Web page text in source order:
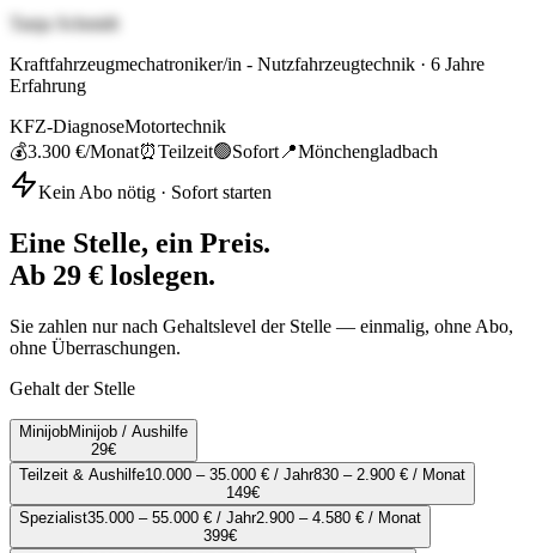
Tanja Schmidt
Kraftfahrzeugmechatroniker/in - Nutzfahrzeugtechnik · 6 Jahre
Erfahrung
KFZ-DiagnoseMotortechnik
💰3.300 €/Monat⏰Teilzeit🟢Sofort 📍Mönchengladbach
Kein Abo nötig · Sofort starten
Eine Stelle, ein Preis.
Ab 29 € loslegen.
Sie zahlen nur nach Gehaltslevel der Stelle — einmalig, ohne Abo,
ohne Überraschungen.
Gehalt der Stelle
MinijobMinijob / Aushilfe
29€
Teilzeit & Aushilfe10.000 – 35.000 € / Jahr830 – 2.900 € / Monat
149€
Spezialist35.000 – 55.000 € / Jahr2.900 – 4.580 € / Monat
399€